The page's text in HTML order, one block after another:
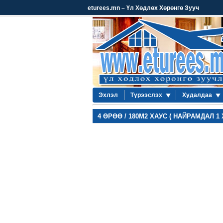
eturees.mn – Үл Хөдлөх Хөрөнгө Зууч
Эхлэл Түрээслэх Худалдаа
4 ӨРӨӨ / 180М2 ХАУС ( НАЙРАМДАЛ 1